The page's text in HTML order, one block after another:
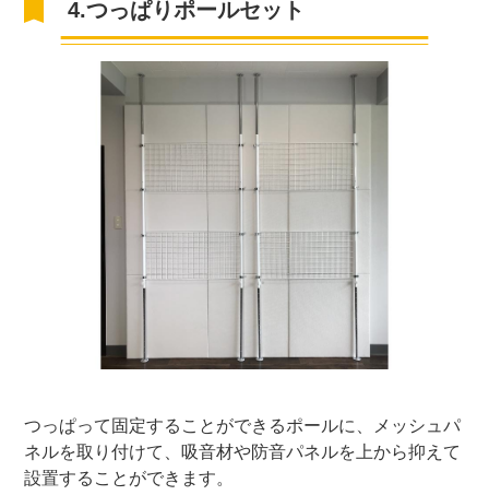
4.つっぱりポールセット
つっぱって固定することができるポールに、メッシュパ
ネルを取り付けて、吸音材や防音パネルを上から抑えて
設置することができます。